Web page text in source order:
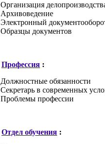
Организация
Архивоведение
Электронный
Образцы документов
Профессия :
Должностные обязанности
Секретарь в современных
Проблемы профессии
Отдел обучения :